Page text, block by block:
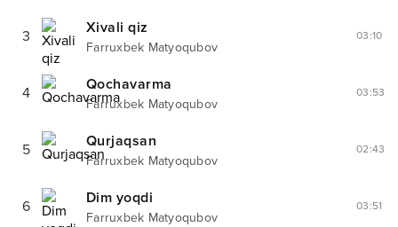
3 Xivali qiz
Farruxbek Matyoqubov
03:10
4 Qochavarma
Farruxbek Matyoqubov
03:53
5 Qurjaqsan
Farruxbek Matyoqubov
02:43
6 Dim yoqdi
Farruxbek Matyoqubov
03:51